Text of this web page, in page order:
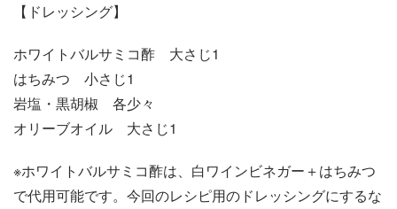
【ドレッシング】
ホワイトバルサミコ酢 大さじ1
はちみつ 小さじ1
岩塩・黒胡椒 各少々
オリーブオイル 大さじ1
※ホワイトバルサミコ酢は、白ワインビネガー＋はちみつ
で代用可能です。今回のレシピ用のドレッシングにするな